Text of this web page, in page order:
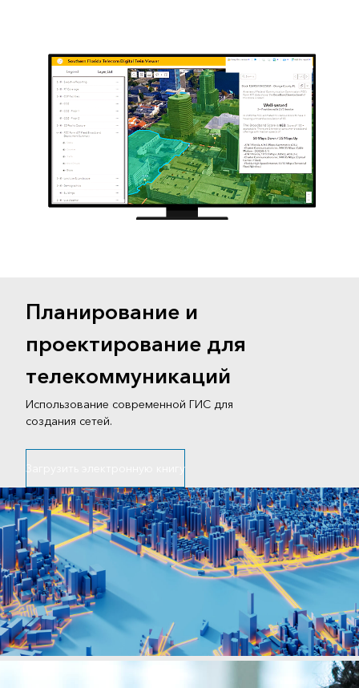
Планирование и
проектирование для
телекоммуникаций
Использование современной ГИС для
создания сетей.
Загрузить электронную книгу